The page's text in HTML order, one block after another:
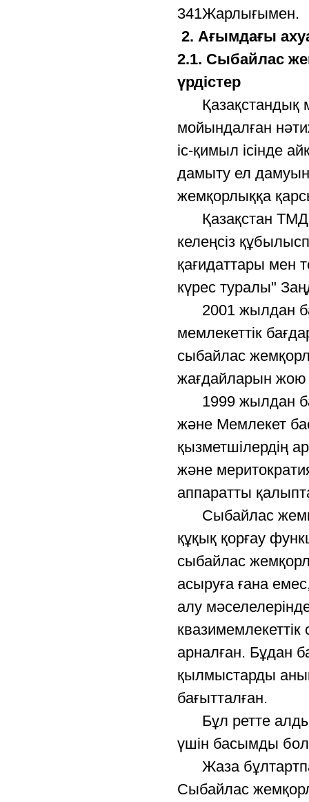
341Жарлығымен.
2. Ағымдағы
2.1. Сыбайлас
үрдістер
Қазақстандық
мойындалған
іс-қимыл ісінде
дамыту ел
жемқорлыққа
Қазақстан ТМД
келеңсіз
қағидаттары мен
күрес туралы"
2001 жылдан
мемлекеттік
сыбайлас
жағдайларын жою
1999 жылдан
және Мемлекет
қызметшілердің
және
аппаратты
Сыбайлас
құқық қорғау
сыбайлас
асыруға ғана
алу
квазимемлекеттік
арналған. Бұдан
қылмыстарды
бағытталған.
Бұл ретте
үшін басымды
Жаза
Сыбайлас